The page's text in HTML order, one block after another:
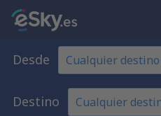
Desde
Destino